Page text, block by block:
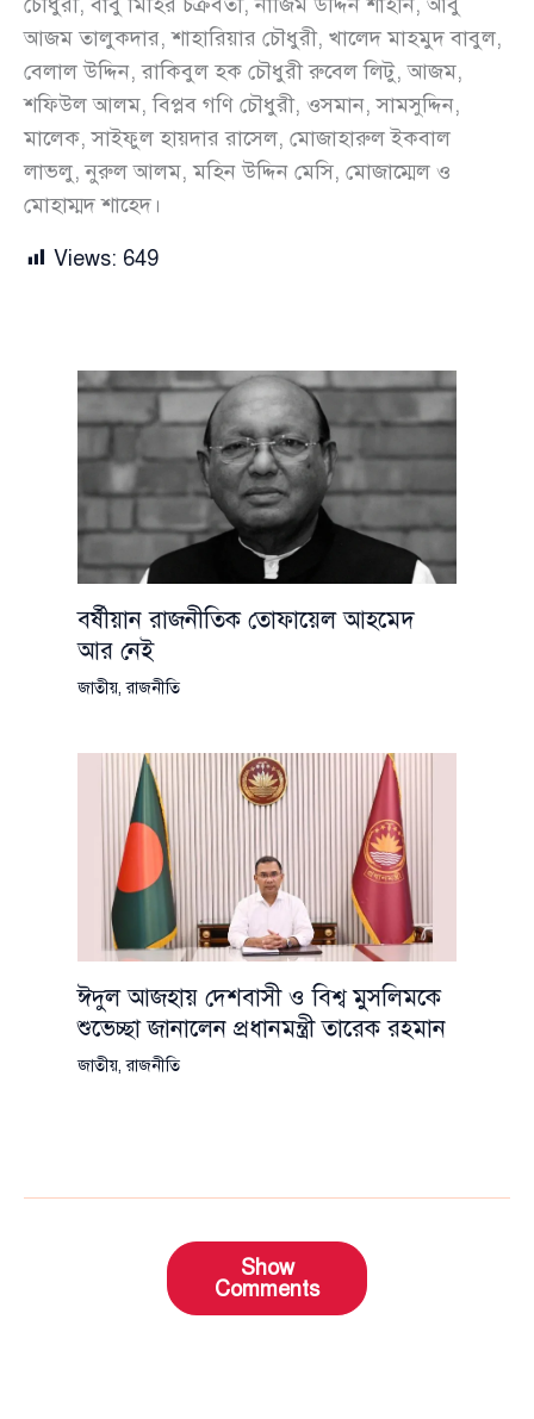
আজম তালুকদার, শাহারিয়ার চৌধুরী, খালেদ মাহমুদ বাবুল,
বেলাল উদ্দিন, রাকিবুল হক চৌধুরী রুবেল লিটু, আজম,
শফিউল আলম, বিপ্লব গণি চৌধুরী, ওসমান, সামসুদ্দিন,
মালেক, সাইফুল হায়দার রাসেল, মোজাহারুল ইকবাল
লাভলু, নুরুল আলম, মহিন উদ্দিন মেসি, মোজাম্মেল ও
মোহাম্মদ শাহেদ।
Views: 649
বর্ষীয়ান রাজনীতিক তোফায়েল আহমেদ
আর নেই
জাতীয়,রাজনীতি
ঈদুল আজহায় দেশবাসী ও বিশ্ব মুসলিমকে
শুভেচ্ছা জানালেন প্রধানমন্ত্রী তারেক রহমান
জাতীয়,রাজনীতি
Show
Comments